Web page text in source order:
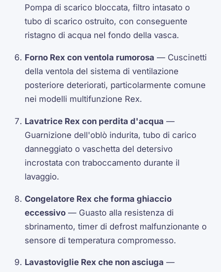
Pompa di scarico bloccata, filtro intasato o
tubo di scarico ostruito, con conseguente
ristagno di acqua nel fondo della vasca.
Forno Rex con ventola rumorosa — Cuscinetti
della ventola del sistema di ventilazione
posteriore deteriorati, particolarmente comune
nei modelli multifunzione Rex.
Lavatrice Rex con perdita d'acqua —
Guarnizione dell'oblò indurita, tubo di carico
danneggiato o vaschetta del detersivo
incrostata con traboccamento durante il
lavaggio.
Congelatore Rex che forma ghiaccio
eccessivo — Guasto alla resistenza di
sbrinamento, timer di defrost malfunzionante o
sensore di temperatura compromesso.
Lavastoviglie Rex che non asciuga —